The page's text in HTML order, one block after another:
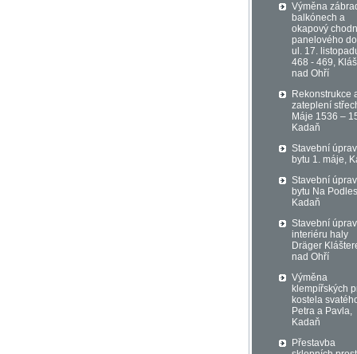
Výměna
balkónech a
okapový
panelového
ul. 17.
468 - 469,
nad Ohří
Rekonstrukce
zateplení
Máje 1536 –
Kadaň
Stavební
bytu 1. máje,
Stavební
bytu Na
Kadaň
Stavební
interiéru haly
Dräger
nad Ohří
Výměna
klempířských
kostela
Petra a Pavla,
Kadaň
Přestavba